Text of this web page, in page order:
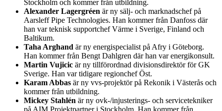
Stockholm och kommer från utbildning.
Alexander Lagergréen är ny sälj- och marknadschef på
Aarsleff Pipe Technologies. Han kommer från Danfoss där
han var teknisk supportchef Värme i Sverige, Finland och
Baltikum.
Taha Arghand är ny energispecialist på Afry i Göteborg.
Han kommer från Bengt Dahlgren där han var energikonsult.
Martin Vujicic är ny tillförordnad divisionsdirektör för GK
Sverige. Han var tidigare regionchef Öst.
Karam Abbas är ny vvs-projektör på Rekonik i Västerås och
kommer från utbildning.
Mickey Stahlén är ny ovk-/injusterings- och servicetekniker
på AIM Projektpartner i Stockholm. Han kommer från